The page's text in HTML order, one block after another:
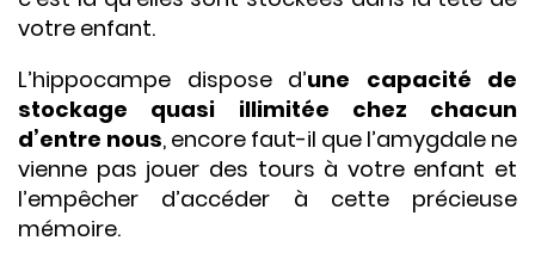
votre enfant.
L’hippocampe dispose d’une capacité de
stockage quasi illimitée chez chacun
d’entre nous, encore faut-il que l’amygdale ne
vienne pas jouer des tours à votre enfant et
l’empêcher d’accéder à cette précieuse
mémoire.